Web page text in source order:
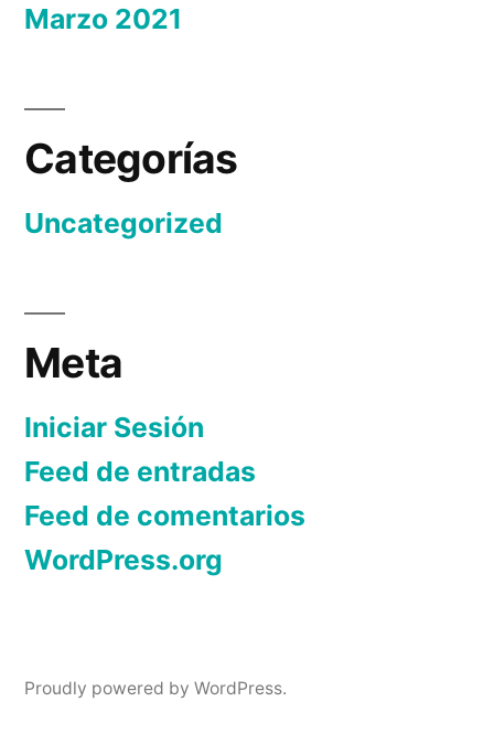
Marzo 2021
Categorías
Uncategorized
Meta
Iniciar Sesión
Feed de entradas
Feed de comentarios
WordPress.org
Proudly powered by WordPress.